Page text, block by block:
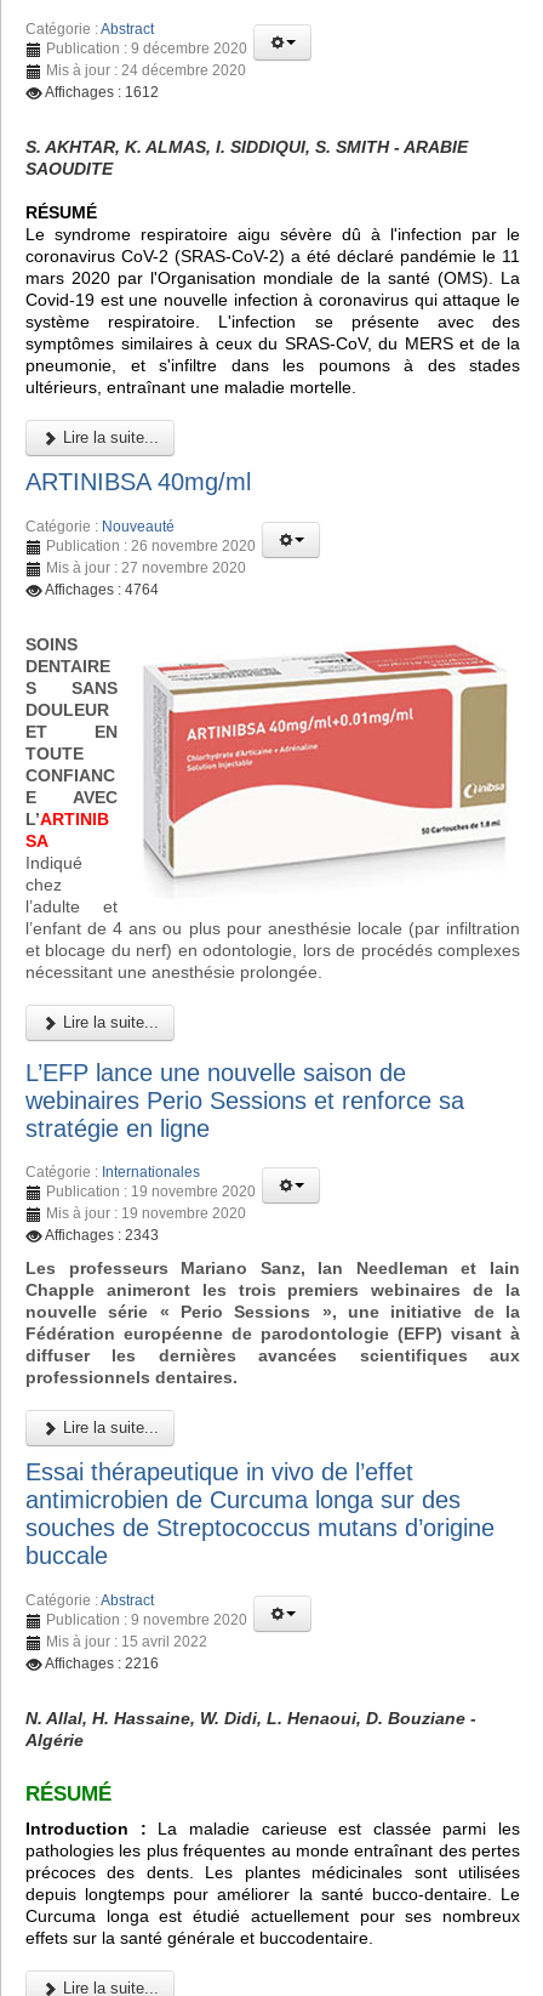
Catégorie :Abstract
Publication : 9 décembre 2020
Mis à jour : 24 décembre 2020
Affichages : 1612
S. AKHTAR, K. ALMAS, I. SIDDIQUI, S. SMITH - ARABIE
SAOUDITE
RÉSUMÉ
Le syndrome respiratoire aigu sévère dû à l'infection par le
coronavirus CoV-2 (SRAS-CoV-2) a été déclaré pandémie le 11
mars 2020 par l'Organisation mondiale de la santé (OMS). La
Covid-19 est une nouvelle infection à coronavirus qui attaque le
système respiratoire. L'infection se présente avec des
symptômes similaires à ceux du SRAS-CoV, du MERS et de la
pneumonie, et s'infiltre dans les poumons à des stades
ultérieurs, entraînant une maladie mortelle.
Lire la suite...
ARTINIBSA 40mg/ml
Catégorie : Nouveauté
Publication : 26 novembre 2020
Mis à jour : 27 novembre 2020
Affichages : 4764
SOINS
DENTAIRE
S SANS
DOULEUR
ET EN
TOUTE
CONFIANC
E AVEC
L’ARTINIB
SA
Indiqué
chez
l’adulte et
l’enfant de 4 ans ou plus pour anesthésie locale (par infiltration
et blocage du nerf) en odontologie, lors de procédés complexes
nécessitant une anesthésie prolongée.
Lire la suite...
L’EFP lance une nouvelle saison de
webinaires Perio Sessions et renforce sa
stratégie en ligne
Catégorie : Internationales
Publication : 19 novembre 2020
Mis à jour : 19 novembre 2020
Affichages : 2343
Les professeurs Mariano Sanz, Ian Needleman et Iain
Chapple animeront les trois premiers webinaires de la
nouvelle série « Perio Sessions », une initiative de la
Fédération européenne de parodontologie (EFP) visant à
diffuser les dernières avancées scientifiques aux
professionnels dentaires.
Lire la suite...
Essai thérapeutique in vivo de l’effet
antimicrobien de Curcuma longa sur des
souches de Streptococcus mutans d’origine
buccale
Catégorie :Abstract
Publication : 9 novembre 2020
Mis à jour : 15 avril 2022
Affichages : 2216
N. Allal, H. Hassaine, W. Didi, L. Henaoui, D. Bouziane -
Algérie
RÉSUMÉ
Introduction : La maladie carieuse est classée parmi les
pathologies les plus fréquentes au monde entraînant des pertes
précoces des dents. Les plantes médicinales sont utilisées
depuis longtemps pour améliorer la santé bucco-dentaire. Le
Curcuma longa est étudié actuellement pour ses nombreux
effets sur la santé générale et buccodentaire.
Lire la suite...